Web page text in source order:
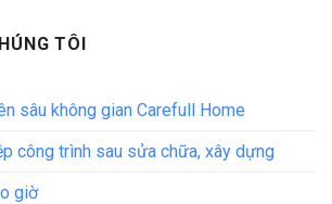
TÔI
sâu không gian Carefull Home
công trình sau sửa chữa, xây dựng
giờ